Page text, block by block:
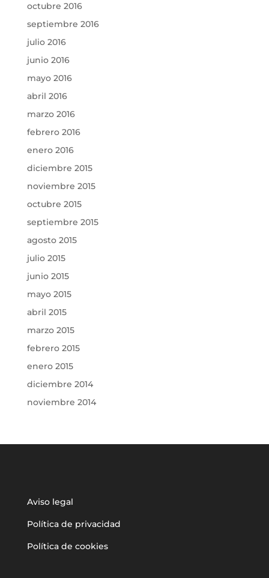
octubre 2016
septiembre 2016
julio 2016
junio 2016
mayo 2016
abril 2016
marzo 2016
febrero 2016
enero 2016
diciembre 2015
noviembre 2015
octubre 2015
septiembre 2015
agosto 2015
julio 2015
junio 2015
mayo 2015
abril 2015
marzo 2015
febrero 2015
enero 2015
diciembre 2014
noviembre 2014
Aviso legal
Política de privacidad
Política de cookies